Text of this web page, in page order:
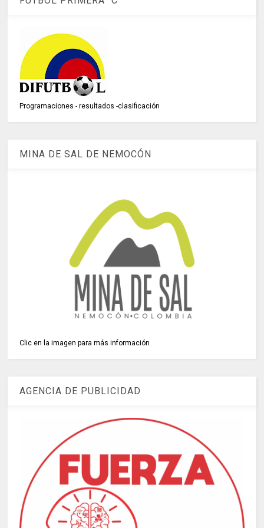
Programaciones - resultados -clasificación
MINA DE SAL DE NEMOCÓN
Clic en la imagen para más información
AGENCIA DE PUBLICIDAD